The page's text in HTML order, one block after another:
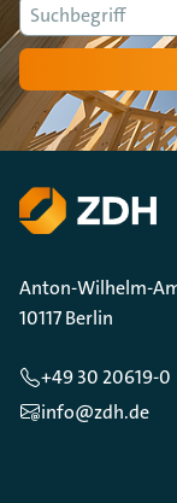
Suche
Anton-Wilhelm-
10117 Berlin
+49 30 20619-0
info@zdh.de